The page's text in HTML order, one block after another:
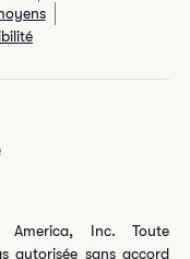
Inc. Toute
autorisée sans accord